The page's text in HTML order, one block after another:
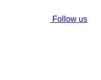
Follow us